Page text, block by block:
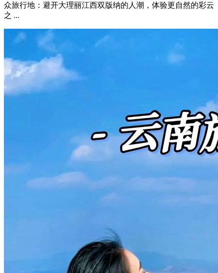
众旅行地：避开大理丽江西双版纳的人潮，体验更自然的彩云
之 ...